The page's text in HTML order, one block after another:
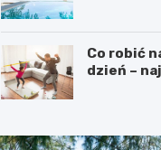
Co robić
dzień –